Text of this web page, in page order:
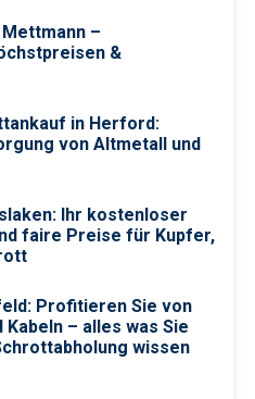
–
&
in Herford:
von Altmetall und
Ihr kostenloser
faire Preise für Kupfer,
Profitieren Sie von
– alles was Sie
wissen